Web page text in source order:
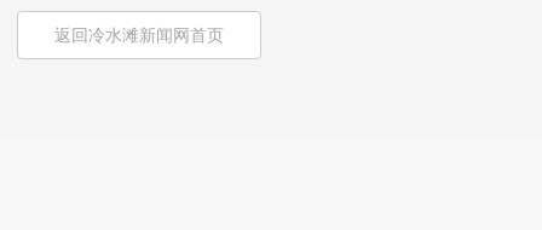
返回冷水滩新闻网首页